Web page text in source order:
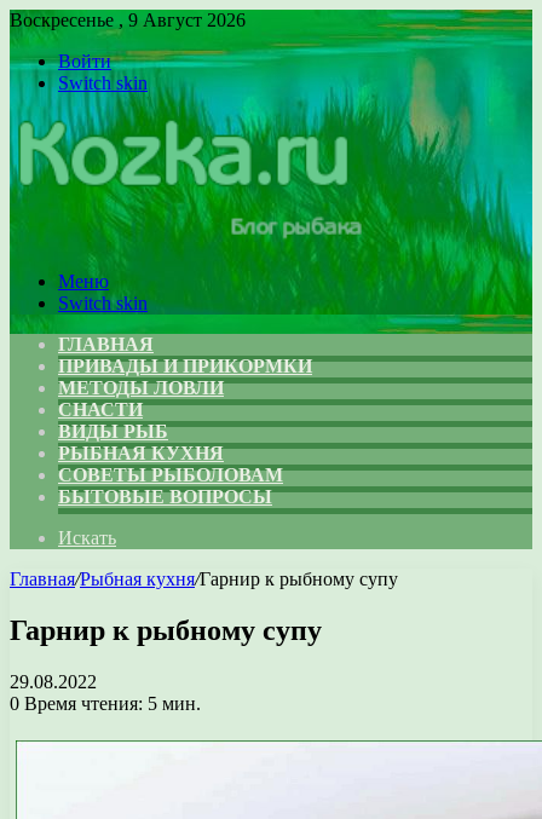
Воскресенье , 9 Август 2026
Войти
Switch skin
Меню
Switch skin
ГЛАВНАЯ
ПРИВАДЫ И ПРИКОРМКИ
МЕТОДЫ ЛОВЛИ
СНАСТИ
ВИДЫ РЫБ
РЫБНАЯ КУХНЯ
СОВЕТЫ РЫБОЛОВАМ
БЫТОВЫЕ ВОПРОСЫ
Искать
Главная/Рыбная кухня/Гарнир к рыбному супу
Гарнир к рыбному супу
29.08.2022
0 Время чтения: 5 мин.